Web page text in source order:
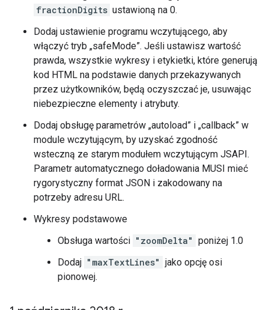
fractionDigits ustawioną na 0.
Dodaj ustawienie programu wczytującego, aby
włączyć tryb „safeMode”. Jeśli ustawisz wartość
prawda, wszystkie wykresy i etykietki, które generują
kod HTML na podstawie danych przekazywanych
przez użytkowników, będą oczyszczać je, usuwając
niebezpieczne elementy i atrybuty.
Dodaj obsługę parametrów „autoload” i „callback” w
module wczytującym, by uzyskać zgodność
wsteczną ze starym modułem wczytującym JSAPI.
Parametr automatycznego doładowania MUSI mieć
rygorystyczny format JSON i zakodowany na
potrzeby adresu URL.
Wykresy podstawowe
Obsługa wartości "zoomDelta" poniżej 1.0
Dodaj "maxTextLines" jako opcję osi
pionowej.